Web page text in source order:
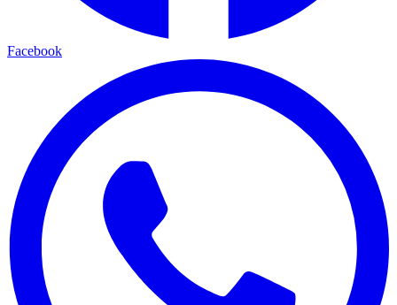
Facebook